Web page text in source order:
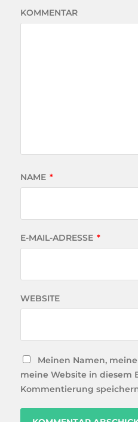
KOMMENTAR
NAME *
E-MAIL-ADRESSE *
WEBSITE
Meinen Namen,
meine Website in diesem
Kommentierung